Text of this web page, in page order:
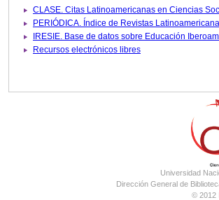
IRESIE. Base de datos
Recursos electrónicos libres
Universidad
Dirección General de
© 2012